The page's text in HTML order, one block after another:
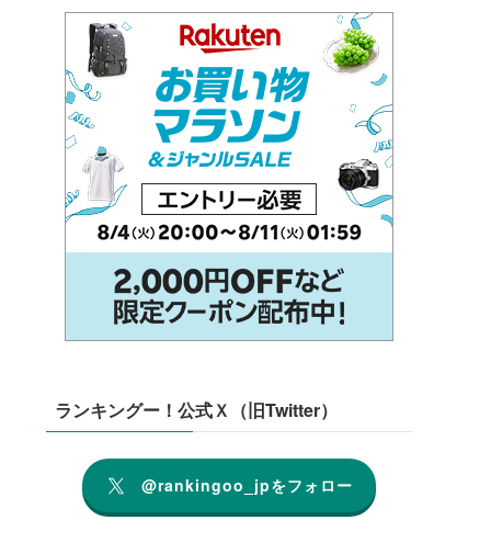
ランキングー！公式Ｘ（旧Twitter）
@rankingoo_jpをフォロー